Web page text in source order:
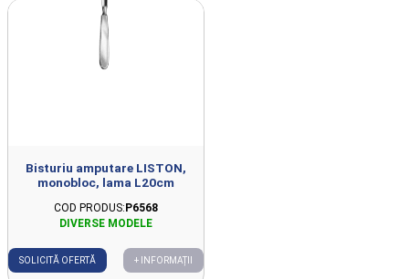
Bisturiu amputare LISTON,
monobloc, lama L20cm
COD PRODUS:P6568
SOLICITĂ OFERTĂ + INFORMAȚII